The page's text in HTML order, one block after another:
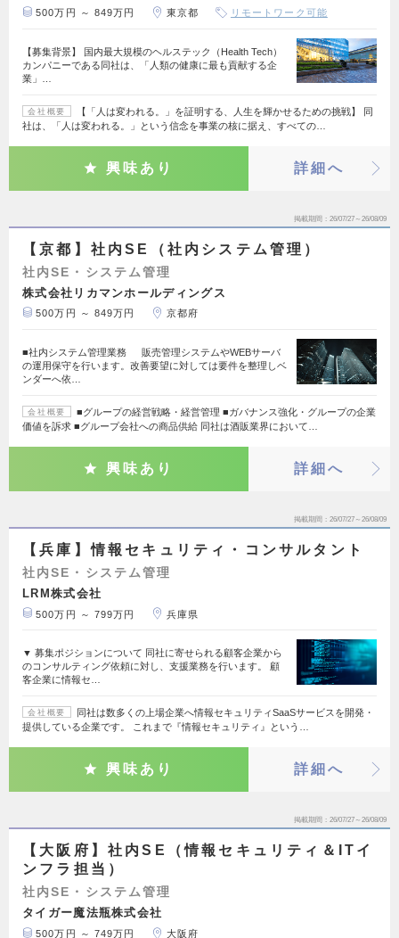
500万円 ～ 849万円 東京都 リモートワーク可能
【募集背景】 国内最大規模のヘルステック（Health Tech）
カンパニーである同社は、「人類の健康に最も貢献する企
業」…
会社概要
【「人は変われる。」を証明する、人生を輝かせるための挑戦】 同
社は、「人は変われる。」という信念を事業の核に据え、すべての…
興味あり 詳細へ
掲載期間 26/07/27～26/08/09
【京都】社内SE（社内システム管理）
社内SE・システム管理
株式会社リカマンホールディングス
500万円 ～ 849万円 京都府
■社内システム管理業務 販売管理システムやWEBサーバ
の運用保守を行います。改善要望に対しては要件を整理しベ
ンダーへ依…
会社概要
■グループの経営戦略・経営管理 ■ガバナンス強化・グループの企業
価値を訴求 ■グループ会社への商品供給 同社は酒販業界において…
興味あり 詳細へ
掲載期間 26/07/27～26/08/09
【兵庫】情報セキュリティ・コンサルタント
社内SE・システム管理
LRM株式会社
500万円 ～ 799万円 兵庫県
▼ 募集ポジションについて 同社に寄せられる顧客企業から
のコンサルティング依頼に対し、支援業務を行います。 顧
客企業に情報セ…
会社概要
同社は数多くの上場企業へ情報セキュリティSaaSサービスを開発・
提供している企業です。 これまで『情報セキュリティ』という…
興味あり 詳細へ
掲載期間 26/07/27～26/08/09
【大阪府】社内SE（情報セキュリティ＆ITイ
ンフラ担当）
社内SE・システム管理
タイガー魔法瓶株式会社
500万円 ～ 749万円 大阪府